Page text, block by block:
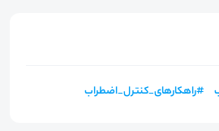
#راهکارهای_کنترل_اضطراب